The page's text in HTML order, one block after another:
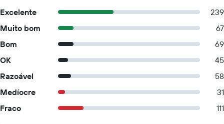
Excelente
239
Muito bom
67
Bom
69
OK
45
Razoável
58
Medíocre
31
Fraco
111